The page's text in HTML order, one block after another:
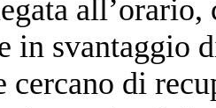
in svantaggio
cercano di